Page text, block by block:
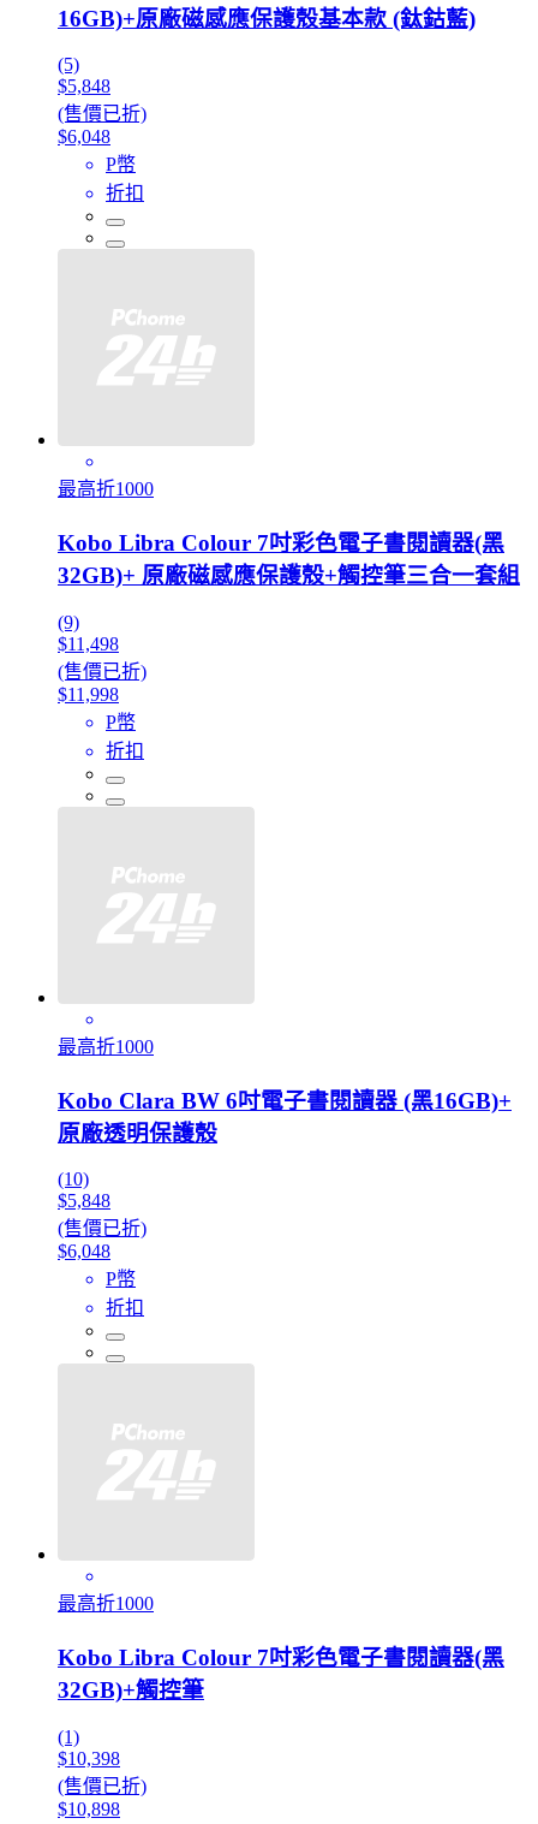
16GB)+原廠磁感應保護殼基本款 (鈦鈷藍)
(5)
$5,848
(售價已折)
$6,048
P幣
折扣
最高折1000
Kobo Libra Colour 7吋彩色電子書閱讀器(黑
32GB)+ 原廠磁感應保護殼+觸控筆三合一套組
(9)
$11,498
(售價已折)
$11,998
P幣
折扣
最高折1000
Kobo Clara BW 6吋電子書閱讀器 (黑16GB)+
原廠透明保護殼
(10)
$5,848
(售價已折)
$6,048
P幣
折扣
最高折1000
Kobo Libra Colour 7吋彩色電子書閱讀器(黑
32GB)+觸控筆
(1)
$10,398
(售價已折)
$10,898